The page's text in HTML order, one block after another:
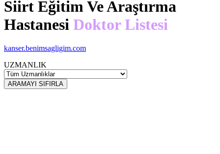
Siirt Eğitim Ve Araştırma
Hastanesi Doktor Listesi
kanser.benimsagligim.com
UZMANLIK
ARAMAYI SIFIRLA